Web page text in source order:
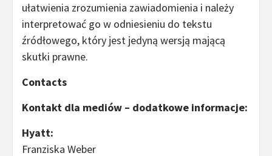
ułatwienia zrozumienia zawiadomienia i należy
interpretować go w odniesieniu do tekstu
źródłowego, który jest jedyną wersją mającą
skutki prawne.
Contacts
Kontakt dla mediów – dodatkowe informacje:
Hyatt:
Franziska Weber